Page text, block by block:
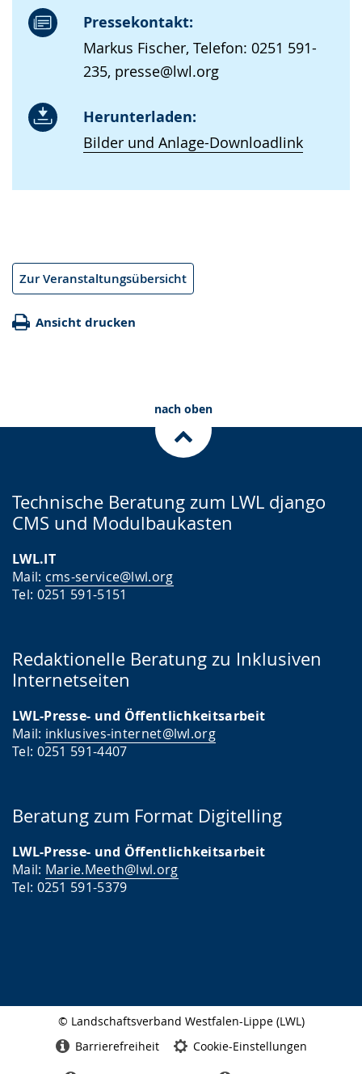
Pressekontakt:
Markus Fischer, Telefon: 0251 591-
235, presse@lwl.org
Herunterladen:
Bilder und Anlage-Downloadlink
Zur Veranstaltungsübersicht
Ansicht drucken
nach oben
Technische Beratung zum LWL django
CMS und Modulbaukasten
LWL.IT
Mail: cms-service@lwl.org
Tel: 0251 591-5151
Redaktionelle Beratung zu Inklusiven
Internetseiten
LWL-Presse- und Öffentlichkeitsarbeit
Mail: inklusives-internet@lwl.org
Tel: 0251 591-4407
Beratung zum Format Digitelling
LWL-Presse- und Öffentlichkeitsarbeit
Mail: Marie.Meeth@lwl.org
Tel: 0251 591-5379
© Landschaftsverband Westfalen-Lippe (LWL)
Barrierefreiheit Cookie-Einstellungen